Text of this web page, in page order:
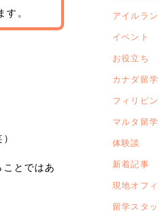
。
とではあ
アイルラ
イベント
お役立ち
カナダ留学
フィリピ
マルタ留学
体験談
新着記事
現地オフィ
留学スタッ